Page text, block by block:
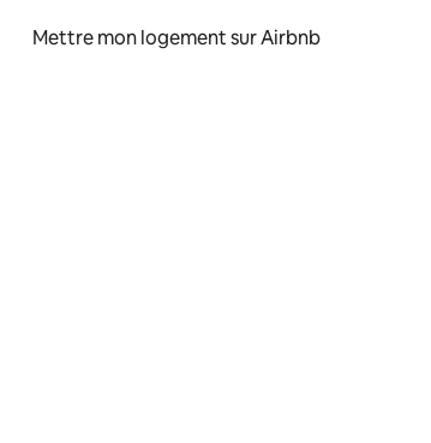
Mettre mon logement sur Airbnb